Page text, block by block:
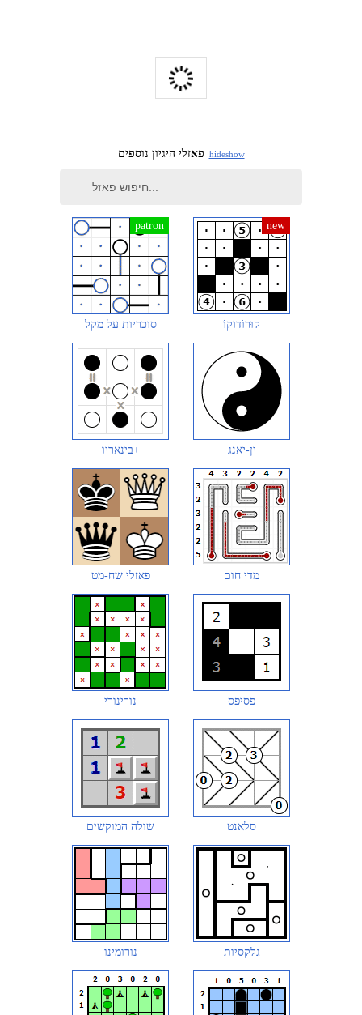
פאזלי היגיון נוספים hideshow
סוכריות על מקל קוּרוֹדוֹקוֹ
בינאריו+ ין-יאנג
פאזלי שח-מט מדי חום
נורינורי פסיפס
שולה המוקשים סלאנט
נורומינו גלקסיות